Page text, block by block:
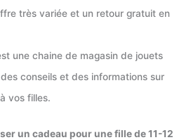
très variée et un retour gratuit en
une chaine de magasin de jouets
conseils et des informations sur
vos filles.
un cadeau pour une fille de 11-12